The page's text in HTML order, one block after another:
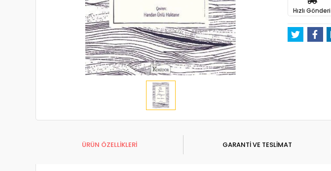
Hızlı Gönderi
ÜRÜN ÖZELLİKLERİ GARANTİ VE TESLİMAT